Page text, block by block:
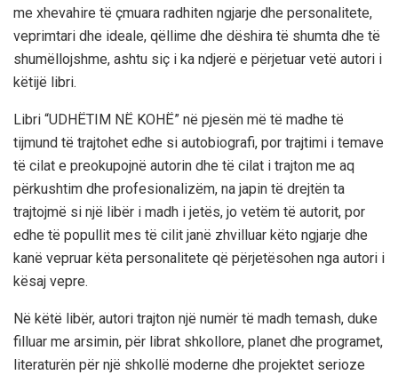
me xhevahire të çmuara radhiten ngjarje dhe personalitete,
veprimtari dhe ideale, qëllime dhe dëshira të shumta dhe të
shumëllojshme, ashtu siç i ka ndjerë e përjetuar vetë autori i
këtijë libri.
Libri “UDHËTIM NË KOHË” në pjesën më të madhe të
tijmund të trajtohet edhe si autobiografi, por trajtimi i temave
të cilat e preokupojnë autorin dhe të cilat i trajton me aq
përkushtim dhe profesionalizëm, na japin të drejtën ta
trajtojmë si një libër i madh i jetës, jo vetëm të autorit, por
edhe të popullit mes të cilit janë zhvilluar këto ngjarje dhe
kanë vepruar këta personalitete që përjetësohen nga autori i
kësaj vepre.
Në këtë libër, autori trajton një numër të madh temash, duke
filluar me arsimin, për librat shkollore, planet dhe programet,
literaturën për një shkollë moderne dhe projektet serioze